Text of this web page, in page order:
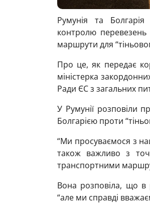
Румунія та
контролю
маршрути для
Про це, як передає
міністерка
Ради ЄС з загальних
У Румунії розповіли
Болгарією проти
“Ми просуваємося з
також важливо з
транспортними
Вона розповіла, що в
“але ми справді